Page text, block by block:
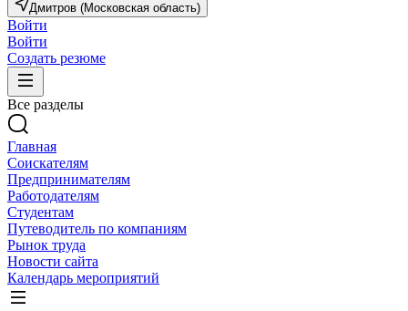
Дмитров (Московская область)
Войти
Войти
Создать резюме
Все разделы
Главная
Соискателям
Предпринимателям
Работодателям
Студентам
Путеводитель по компаниям
Рынок труда
Новости сайта
Календарь мероприятий